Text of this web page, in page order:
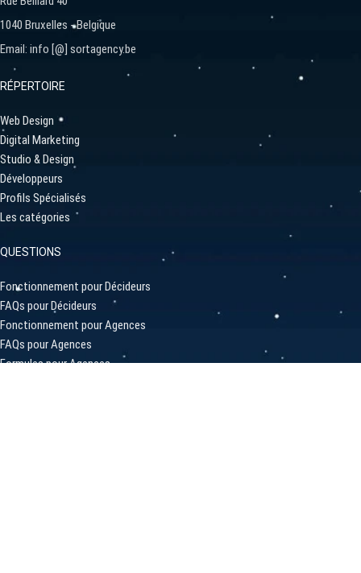
1040 Bruxelles - Belgique
Email: info [@] sortagency.be
RÉPERTOIRE
Web Design
Digital Marketing
Studio & Design
Développeurs
Profils Spécialisés
Les catégories
QUESTIONS
Fonctionnement pour Décideurs
FAQs pour Décideurs
Fonctionnement pour Agences
FAQs pour Agences
Formules pour Agences